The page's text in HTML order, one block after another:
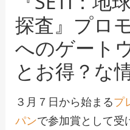
探査』プロ
へのゲート
とお得？な
３月７日から始まるプ
パンで参加賞として受